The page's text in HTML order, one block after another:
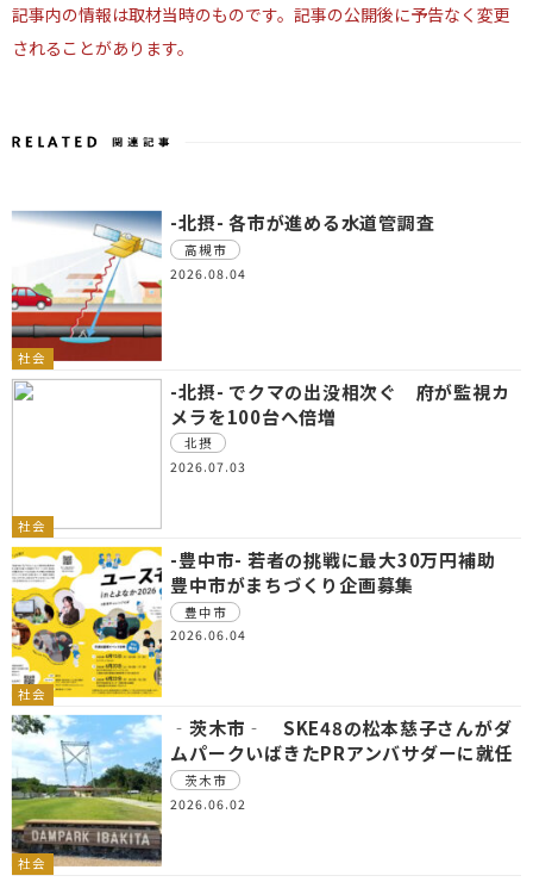
記事内の情報は取材当時のものです。記事の公開後に予告なく変更
されることがあります。
社会
-北摂- 各市が進める水道管調査
高槻市
2026.08.04
社会
-北摂- でクマの出没相次ぐ 府が監視カ
メラを100台へ倍増
北摂
2026.07.03
社会
-豊中市- 若者の挑戦に最大30万円補助
豊中市がまちづくり企画募集
豊中市
2026.06.04
社会
‐茨木市‐ SKE48の松本慈子さんがダ
ムパークいばきたPRアンバサダーに就任
茨木市
2026.06.02